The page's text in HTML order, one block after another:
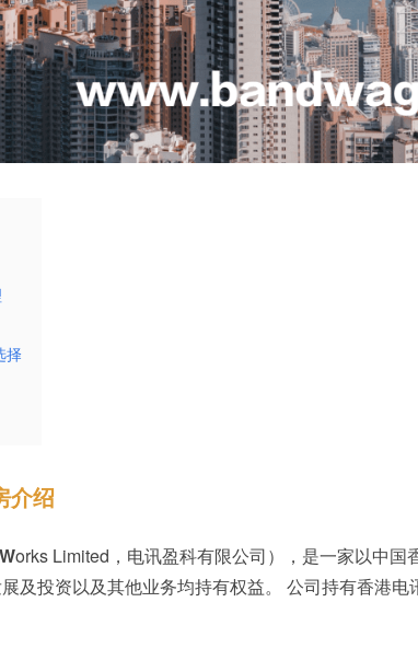
择
介绍
Works Limited，电讯盈科有限公司），是一家以中国
及投资以及其他业务均持有权益。 公司持有香港